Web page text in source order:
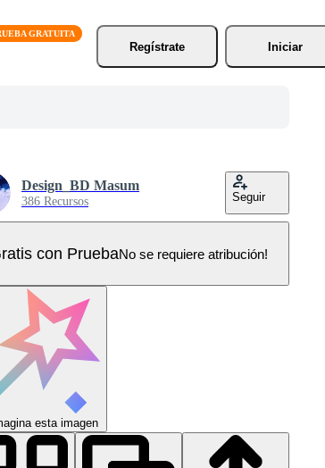
Regístrate
Iniciar
Design_BD Masum
386 Recursos Seguir
con PruebaNo se requiere atribución!
esta imagen